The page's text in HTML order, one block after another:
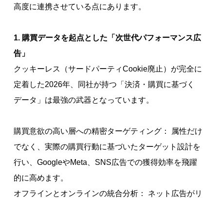
高度に連携させている点にあります。
1. 購買データを起点とした「次世代パフォーマンス広
告」
クッキーレス（サードパーティCookie廃止）が完全に
定着した2026年、同社が持つ「決済・購買に基づく
データ」は最強の武器となっています。
購買意欲の高い層への精密ターゲティング： 属性だけ
でなく、実際の購買行動に基づいたターゲット設計を
行い、GoogleやMeta、SNS広告での獲得効率を飛躍
的に高めます。
オフラインとオンラインの統合分析： ネット広告がリ